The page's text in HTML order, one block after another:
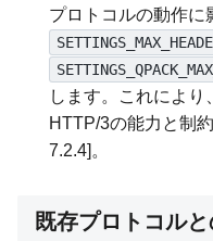
プロトコルの動作に
します。これによ
HTTP/3の能力と制
7.2.4]。
既存プロトコル